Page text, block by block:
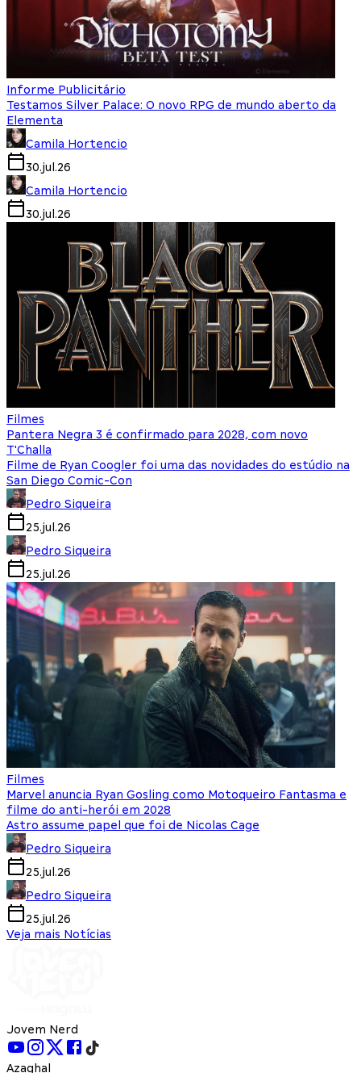
Informe Publicitário
Testamos Silver Palace: O novo RPG de mundo aberto da
Elementa
Camila Hortencio
30.jul.26
Camila Hortencio
30.jul.26
Filmes
Pantera Negra 3 é confirmado para 2028, com novo
T'Challa
Filme de Ryan Coogler foi uma das novidades do estúdio na
San Diego Comic-Con
Pedro Siqueira
25.jul.26
Pedro Siqueira
25.jul.26
Filmes
Marvel anuncia Ryan Gosling como Motoqueiro Fantasma e
filme do anti-herói em 2028
Astro assume papel que foi de Nicolas Cage
Pedro Siqueira
25.jul.26
Pedro Siqueira
25.jul.26
Veja mais Notícias
Jovem Nerd
Azaghal